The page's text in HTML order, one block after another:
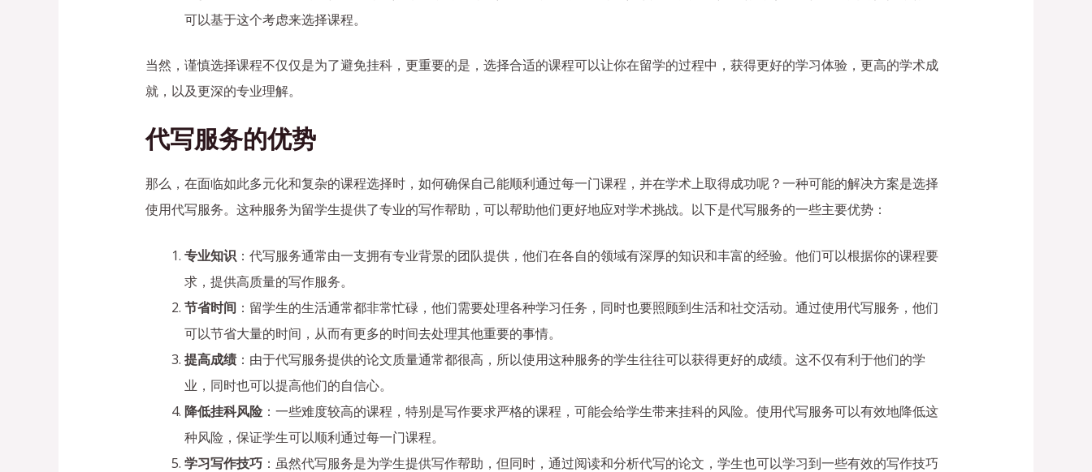
可以基于这个考虑来选择课程。
当然，谨慎选择课程不仅仅是为了避免挂科，更重要的是，选择合适的课程可以让你在留学的过程中，获得更好的学习体验，更高的学术成
就，以及更深的专业理解。
代写服务的优势
那么，在面临如此多元化和复杂的课程选择时，如何确保自己能顺利通过每一门课程，并在学术上取得成功呢？一种可能的解决方案是选择
使用代写服务。这种服务为留学生提供了专业的写作帮助，可以帮助他们更好地应对学术挑战。以下是代写服务的一些主要优势：
专业知识：代写服务通常由一支拥有专业背景的团队提供，他们在各自的领域有深厚的知识和丰富的经验。他们可以根据你的课程要
求，提供高质量的写作服务。
节省时间 ：留学生的生活通常都非常忙碌，他们需要处理各种学习任务，同时也要照顾到生活和社交活动。通过使用代写服务，他们
可以节省大量的时间，从而有更多的时间去处理其他重要的事情。
提高成绩：由于代写服务提供的论文质量通常都很高，所以使用这种服务的学生往往可以获得更好的成绩。这不仅有利于他们的学
业，同时也可以提高他们的自信心。
降低挂科风险：一些难度较高的课程，特别是写作要求严格的课程，可能会给学生带来挂科的风险。使用代写服务可以有效地降低这
种风险，保证学生可以顺利通过每一门课程。
学习写作技巧：虽然代写服务是为学生提供写作帮助，但同时，通过阅读和分析代写的论文，学生也可以学习到一些有效的写作技巧